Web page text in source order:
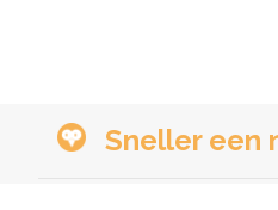
Sneller een